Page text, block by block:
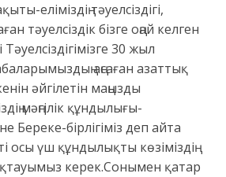
еліміздің тәуелсіздігі,
тәуелсіздік бізге оңай келген
30 жыл
аңсаған азаттық
әйгілетін маңызды
мәңгілік құндылығы-
Береке-бірлігіміз деп айта
осы үш құндылықты көзіміздің
керек.Сонымен қатар